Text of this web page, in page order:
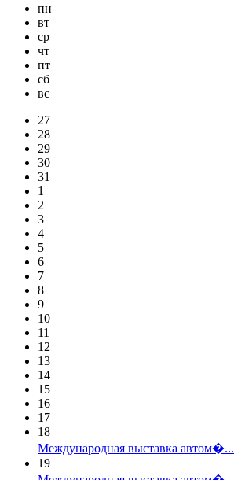
пн
вт
ср
чт
пт
сб
вс
27
28
29
30
31
1
2
3
4
5
6
7
8
9
10
11
12
13
14
15
16
17
18
Международная выставка автом�...
19